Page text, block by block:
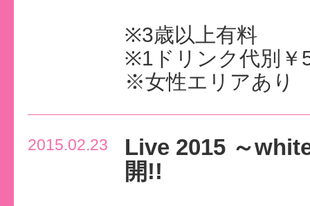
※3歳以上有料
※1ドリンク代別￥
※女性エリアあり
2015.02.23
Live 2015 ～
開!!